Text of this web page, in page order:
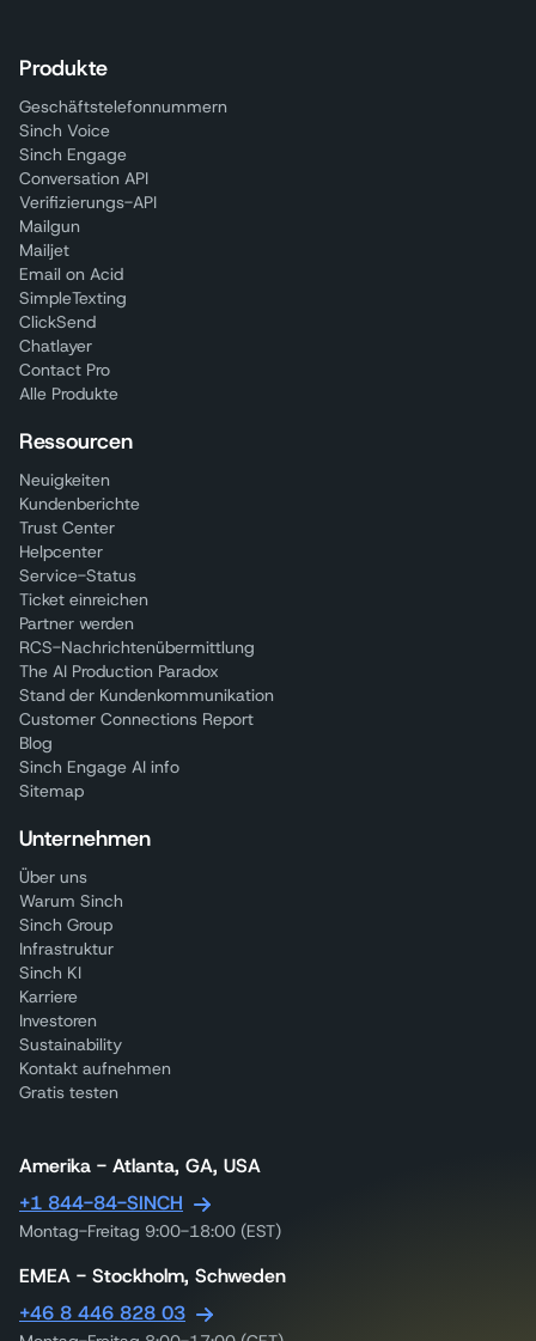
Produkte
Geschäftstelefonnummern
Sinch Voice
Sinch Engage
Conversation API
Verifizierungs-API
Mailgun
Mailjet
Email on Acid
SimpleTexting
ClickSend
Chatlayer
Contact Pro
Alle Produkte
Ressourcen
Neuigkeiten
Kundenberichte
Trust Center
Helpcenter
Service-Status
Ticket einreichen
Partner werden
RCS-Nachrichtenübermittlung
The AI Production Paradox
Stand der Kundenkommunikation
Customer Connections Report
Blog
Sinch Engage AI info
Sitemap
Unternehmen
Über uns
Warum Sinch
Sinch Group
Infrastruktur
Sinch KI
Karriere
Investoren
Sustainability
Kontakt aufnehmen
Gratis testen
Amerika - Atlanta, GA, USA
+1 844-84-SINCH
Montag-Freitag 9:00-18:00 (EST)
EMEA - Stockholm, Schweden
+46 8 446 828 03